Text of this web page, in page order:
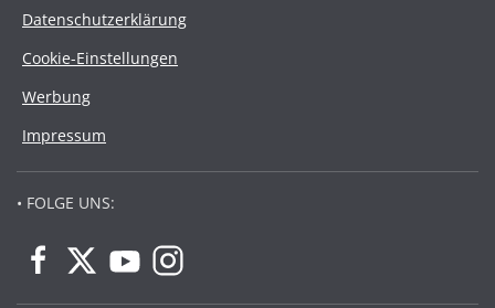
Datenschutzerklärung
Cookie-Einstellungen
Werbung
Impressum
• FOLGE UNS: